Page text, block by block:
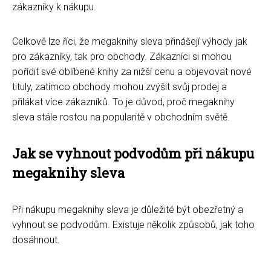
zákazníky k nákupu.
Celkově lze říci, že megaknihy sleva přinášejí výhody jak
pro zákazníky, tak pro obchody. Zákazníci si mohou
pořídit své oblíbené knihy za nižší cenu a objevovat nové
tituly, zatímco obchody mohou zvýšit svůj prodej a
přilákat více zákazníků. To je důvod, proč megaknihy
sleva stále rostou na popularitě v obchodním světě.
Jak se vyhnout podvodům při nákupu
megaknihy sleva
Při nákupu megaknihy sleva je důležité být obezřetný a
vyhnout se podvodům. Existuje několik způsobů, jak toho
dosáhnout.